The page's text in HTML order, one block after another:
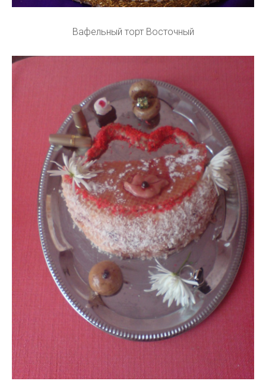
Вафельный торт Восточный